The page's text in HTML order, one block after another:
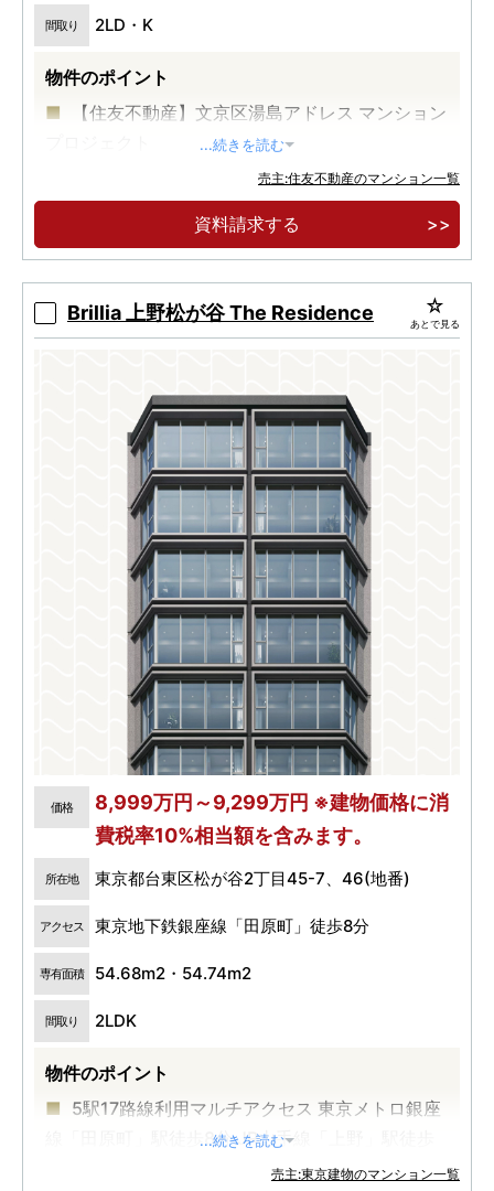
間取り 2LD・K
物件のポイント
【住友不動産】文京区湯島アドレス マンション
東京メトロ千代田線「湯島」駅徒歩1分。
山手線も徒歩圏に。「上野」駅徒歩9分・「御
...続きを読む
売主:住友不動産のマンション一覧
資料請求する
Brillia 上野松が谷 The Residence あとで見る
価格
8,999万円～9,299万円 ※建物価格に消
費税率10%相当額を含みます。
所在地 東京都台東区松が谷2丁目45-7、46(地番)
アクセス 東京地下鉄銀座線「田原町」徒歩8分
専有面積 54.68m2・54.74m2
間取り 2LDK
物件のポイント
5駅17路線利用マルチアクセス 東京メトロ銀座
線「田原町」駅徒歩8分 JR山手線「上野」駅徒歩
...続きを読む
売主:東京建物のマンション一覧